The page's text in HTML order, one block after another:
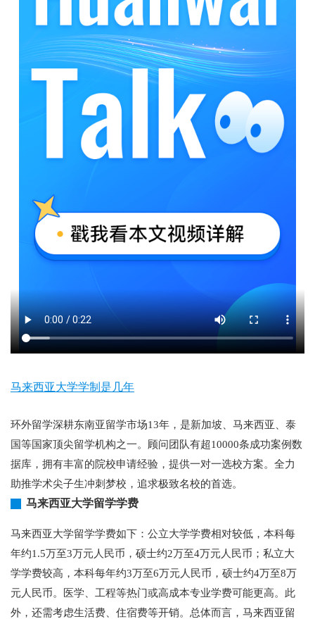
马来西亚大学学制是几年
环外留学深耕东南亚留学市场13年，是新加坡、马来西亚、泰
国等国家顶尖留学机构之一。顾问团队有超10000条成功案例数
据库，拥有丰富的院校申请经验，提供一对一选校方案。全力
助推学术尖子生冲刺梦校，追求极致名校的首选。
马来西亚大学留学学费
马来西亚大学留学学费如下：公立大学学费相对较低，本科每
年约1.5万至3万元人民币，硕士约2万至4万元人民币；私立大
学学费较高，本科每年约3万至6万元人民币，硕士约4万至8万
元人民币。医学、工程等热门或高成本专业学费可能更高。此
外，还需考虑生活费、住宿费等开销。总体而言，马来西亚留